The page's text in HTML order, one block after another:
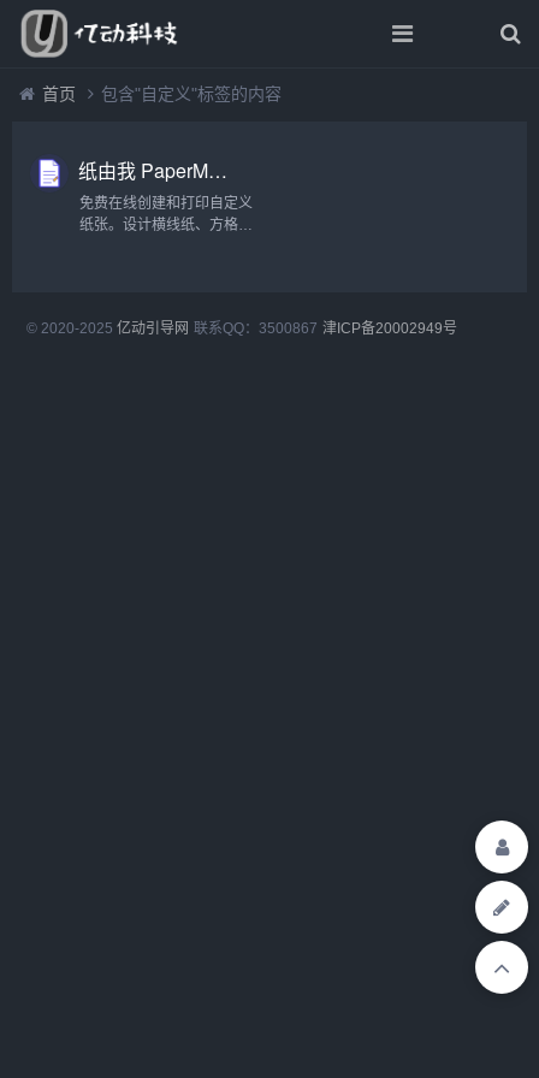
首页 包含"自定义"标签的内容
纸由我 PaperMe - 自定义打印纸生成器
免费在线创建和打印自定义
纸张。设计横线纸、方格
© 2020-2025 亿动引导网 联系QQ：3500867 津ICP备20002949号